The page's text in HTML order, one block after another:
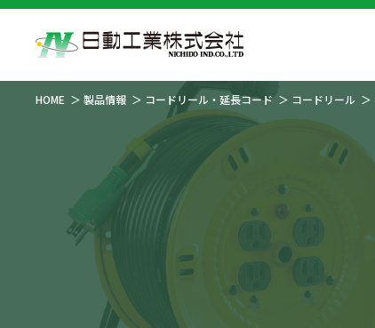
HOME 製品情報 コードリール・延長コード コードリール